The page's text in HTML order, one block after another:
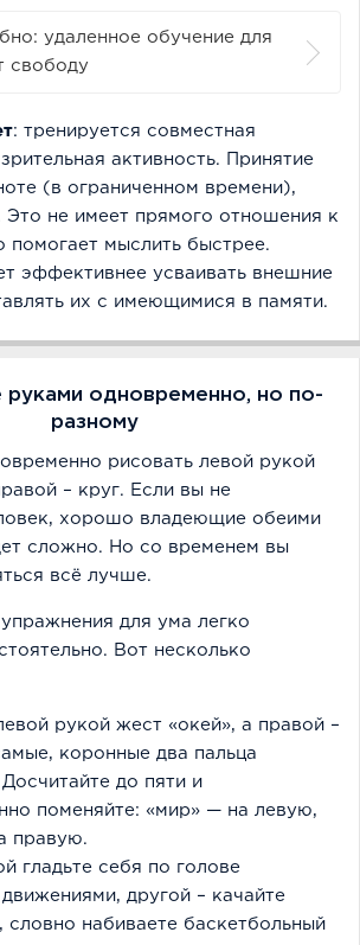
удаленное обучение для
свободу
: тренируется совместная
активность. Принятие
(в ограниченном времени),
Это не имеет прямого отношения к
помогает мыслить быстрее.
эффективнее усваивать внешние
их с имеющимися в памяти.
руками одновременно, но по-
разному
рисовать левой рукой
– круг. Если вы не
хорошо владеющие обеими
сложно. Но со временем вы
всё лучше.
для ума легко
Вот несколько
рукой жест «окей», а правой –
коронные два пальца
до пяти и
поменяйте: «мир» — на левую,
правую.
гладьте себя по голове
другой – качайте
словно набиваете баскетбольный